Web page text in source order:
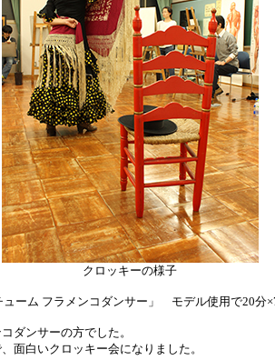
クロッキーの様子
ーム フラメンコダンサー」 モデル使用で20分
ダンサーの方でした。
面白いクロッキー会になりました。